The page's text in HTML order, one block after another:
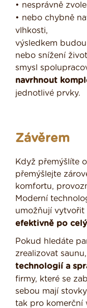
• nesprávně
• nebo chybně
vlhkosti,
výsledkem
nebo snížení
smysl
navrhnout
jednotlivé prvky.
Závěrem
Když přemýšlíte
přemýšlejte
komfortu,
Moderní
umožňují vytvořit
efektivně po
Pokud hledáte
zrealizovat
technologií a
firmy, které se
sebou mají
tak pro komerční